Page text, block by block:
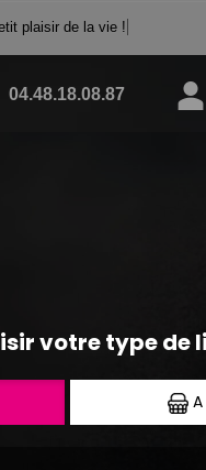
plaisir de la vie !
04.48.18.08.87
poisson cru"